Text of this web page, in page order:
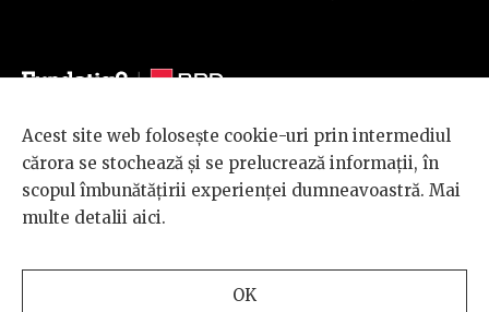
© 2026 BRD Groupe Société Générale, toate drepturile rezervate.
Scena 9 este un proiect sustinut de
BRD GROUPE SOCIÉTÉ
GÉNÉRALE
Acest site web folosește cookie-uri prin intermediul
cărora se stochează și se prelucrează informații, în
scopul îmbunătățirii experienței dumneavoastră. Mai
multe detalii aici.
OK